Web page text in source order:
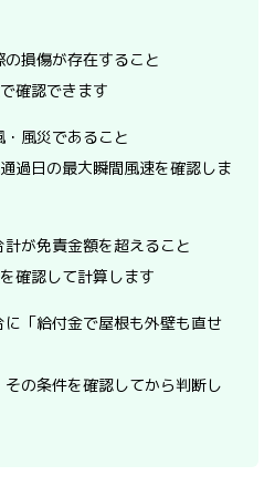
損傷が存在すること
確認できます
風災であること
過日の最大瞬間風速を確認しま
が免責金額を超えること
確認して計算します
「給付金で屋根も外壁も直せ
の条件を確認してから判断し